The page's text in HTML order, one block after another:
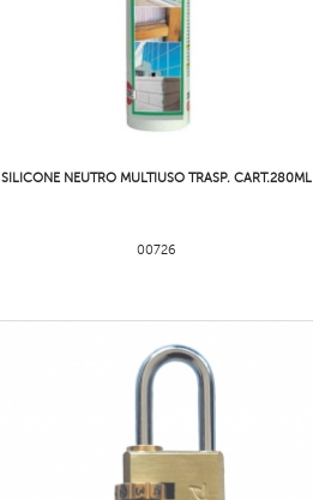
SILICONE NEUTRO MULTIUSO TRASP. CART.280ML
00726